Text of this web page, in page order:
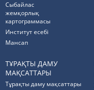
Cыбайлас
жемқорлық
картограммасы
Институт есебі
Мансап
ТҰРАҚТЫ ДАМУ
МАҚСАТТАРЫ
Тұрақты даму мақсаттары